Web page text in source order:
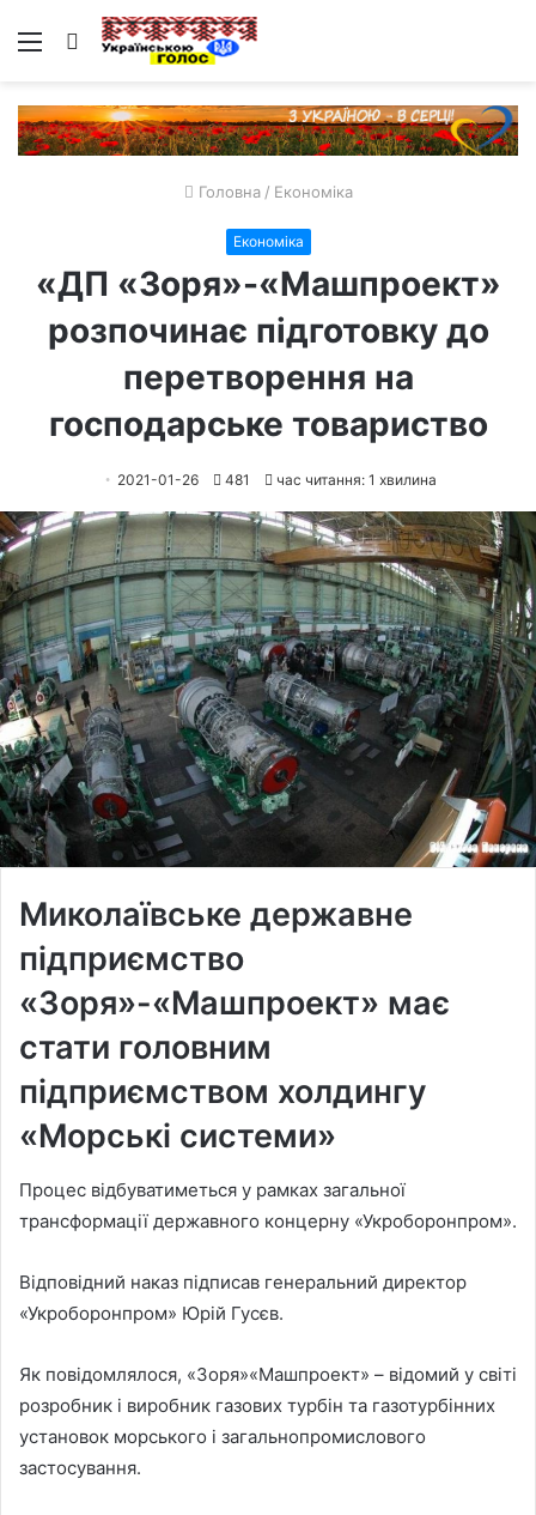
Меню Пошук
Головна / Економіка
Економіка
«ДП «Зоря»-«Машпроект»
розпочинає підготовку до
перетворення на
господарське товариство
2021-01-26 481 час читання: 1 хвилина
Миколаївське державне
підприємство
«Зоря»-«Машпроект» має
стати головним
підприємством холдингу
«Морські системи»
Процес відбуватиметься у рамках загальної
трансформації державного концерну «Укроборонпром».
Відповідний наказ підписав генеральний директор
«Укроборонпром» Юрій Гусєв.
Як повідомлялося, «Зоря»«Машпроект» – відомий у світі
розробник і виробник газових турбін та газотурбінних
установок морського і загальнопромислового
застосування.